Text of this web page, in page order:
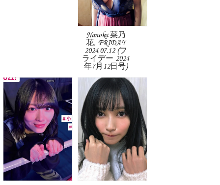
Nanoka 菜乃
花, FRIDAY
2024.07.12 (フ
ライデー 2024
年7月12日号)